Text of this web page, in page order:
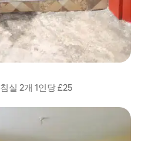
린스테드 휴가용 임대 숙소 침실 2개 1인당 £25